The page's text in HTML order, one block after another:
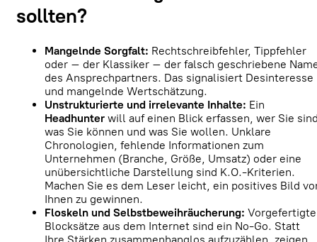
sollten?
Mangelnde Sorgfalt: Rechtschreibfehler, Tippfehler
oder – der Klassiker – der falsch geschriebene
des Ansprechpartners. Das signalisiert Desinteresse
und mangelnde Wertschätzung.
Unstrukturierte und irrelevante Inhalte: Ein
Headhunter will auf einen Blick erfassen, wer Sie
was Sie können und was Sie wollen. Unklare
Chronologien, fehlende Informationen zum
Unternehmen (Branche, Größe, Umsatz) oder eine
unübersichtliche Darstellung sind K.O.-Kriterien.
Machen Sie es dem Leser leicht, ein positives Bild
Ihnen zu gewinnen.
Floskeln und Selbstbeweihräucherung: Vorgefertigte
Blocksätze aus dem Internet sind ein No-Go. Statt